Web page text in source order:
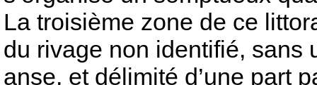
La troisième zone de ce
du rivage non identifié, sans
anse, et délimité d’une part